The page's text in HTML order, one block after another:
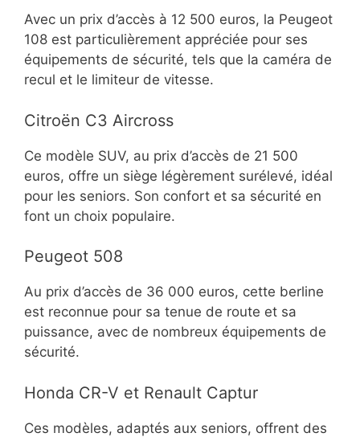
Avec un prix d’accès à 12 500 euros, la Peugeot
108 est particulièrement appréciée pour ses
équipements de sécurité, tels que la caméra de
recul et le limiteur de vitesse.
Citroën C3 Aircross
Ce modèle SUV, au prix d’accès de 21 500
euros, offre un siège légèrement surélevé, idéal
pour les seniors. Son confort et sa sécurité en
font un choix populaire.
Peugeot 508
Au prix d’accès de 36 000 euros, cette berline
est reconnue pour sa tenue de route et sa
puissance, avec de nombreux équipements de
sécurité.
Honda CR-V et Renault Captur
Ces modèles, adaptés aux seniors, offrent des